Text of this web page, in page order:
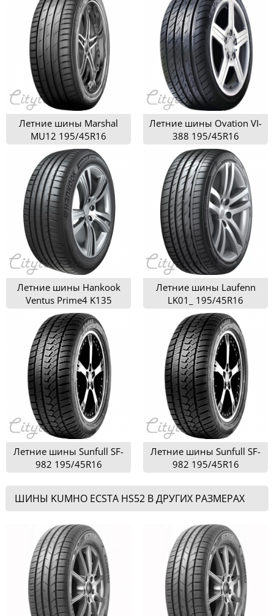
Летние шины Marshal
MU12 195/45R16
Летние шины Ovation VI-
388 195/45R16
Летние шины Hankook
Ventus Prime4 K135
195/45R16
Летние шины Laufenn
LK01_ 195/45R16
Летние шины Sunfull SF-
982 195/45R16
Летние шины Sunfull SF-
982 195/45R16
ШИНЫ KUMHO ECSTA HS52 В ДРУГИХ РАЗМЕРАХ